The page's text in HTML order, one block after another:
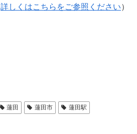
詳しくはこちらをご参照ください）
蓮田 蓮田市 蓮田駅